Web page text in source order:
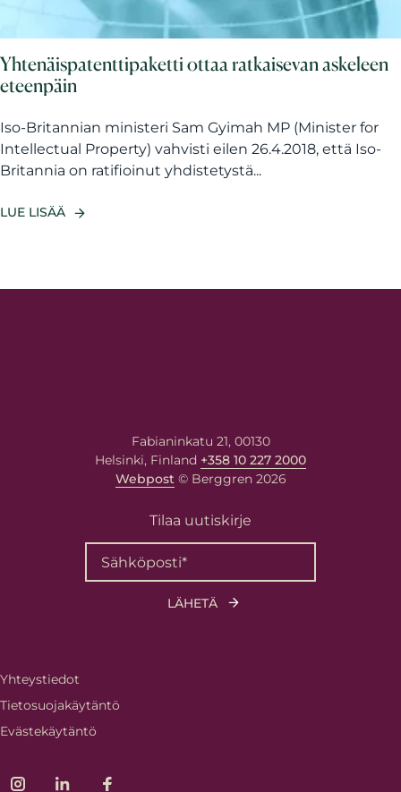
Yhtenäispatenttipaketti ottaa ratkaisevan askeleen
eteenpäin
Iso-Britannian ministeri Sam Gyimah MP (Minister for
Intellectual Property) vahvisti eilen 26.4.2018, että Iso-
Britannia on ratifioinut yhdistetystä...
LUE LISÄÄ
Fabianinkatu 21, 00130
Helsinki, Finland +358 10 227 2000
Webpost© Berggren 2026
Tilaa uutiskirje
Yhteystiedot
Tietosuojakäytäntö
Evästekäytäntö